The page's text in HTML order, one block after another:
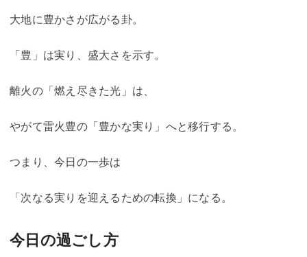
大地に豊かさが広がる卦。
「豊」は実り、盛大さを示す。
離火の「燃え尽きた光」は、
やがて雷火豊の「豊かな実り」へと移行する。
つまり、今日の一歩は
「次なる実りを迎えるための転換」になる。
今日の過ごし方